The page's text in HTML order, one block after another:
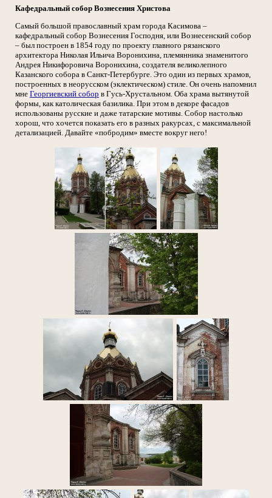
Кафедральный собор Вознесения Христова
Самый большой православный храм города Касимова –
кафедральный собор Вознесения Господня, или Вознесенский собор
– был построен в 1854 году по проекту главного рязанского
архитектора Николая Ильича Воронихина, племянника знаменитого
Андрея Никифоровича Воронихина, создателя великолепного
Казанского собора в Санкт-Петербурге. Это один из первых храмов,
построенных в неорусском (эклектическом) стиле. Он очень напомнил
мне Георгиевский собор в Гусь-Хрустальном. Оба храма вытянутой
формы, как католическая базилика. При этом в декоре фасадов
использованы русские и даже татарские мотивы. Собор настолько
хорош, что хочется показать его в разных ракурсах, с максимальной
детализацией. Давайте «побродим» вместе вокруг него!